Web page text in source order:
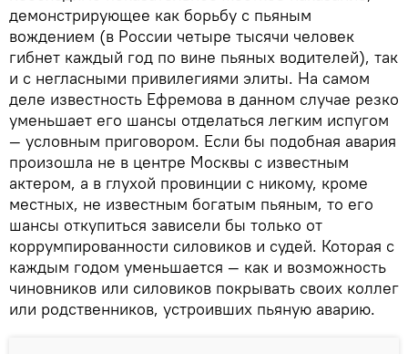
демонстрирующее как борьбу с пьяным
вождением (в России четыре тысячи человек
гибнет каждый год по вине пьяных водителей), так
и с негласными привилегиями элиты. На самом
деле известность Ефремова в данном случае резко
уменьшает его шансы отделаться легким испугом
— условным приговором. Если бы подобная авария
произошла не в центре Москвы с известным
актером, а в глухой провинции с никому, кроме
местных, не известным богатым пьяным, то его
шансы откупиться зависели бы только от
коррумпированности силовиков и судей. Которая с
каждым годом уменьшается — как и возможность
чиновников или силовиков покрывать своих коллег
или родственников, устроивших пьяную аварию.